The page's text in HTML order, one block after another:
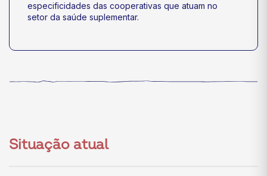
especificidades das cooperativas que atuam no
setor da saúde suplementar.
Situação atual